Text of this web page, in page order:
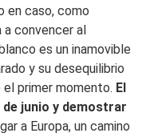
en caso, como
a convencer al
es un inamovible
y su desequilibrio
primer momento. El
junio y demostrar
a Europa, un camino